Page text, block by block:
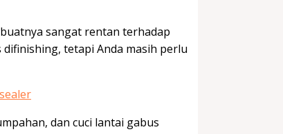
sangat rentan terhadap
tetapi Anda masih perlu
dan cuci lantai gabus